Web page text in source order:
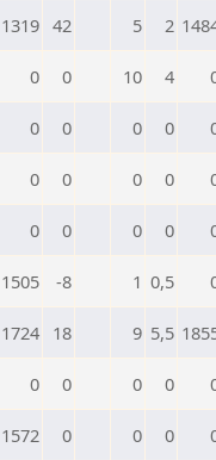
1319 42 5 2
0 0 10 4
0 0 0 0
0 0 0 0
0 0 0 0
1505 -8 1 0,5
1724 18 9 5,5
0 0 0 0
1572 0 0 0